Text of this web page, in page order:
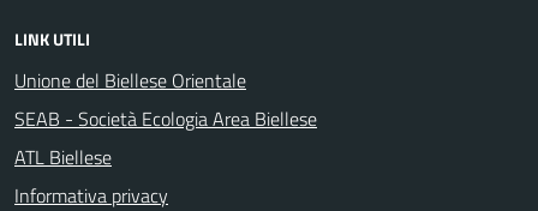
LINK UTILI
Unione del Biellese Orientale
SEAB - Società Ecologia Area Biellese
ATL Biellese
Informativa privacy